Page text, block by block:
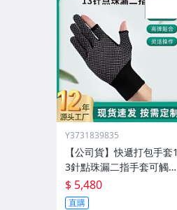
Y3731839835
【公司貨】快遞打包手套1
3針點珠漏二指手套可觸屏
勞保止滑外賣騎行手套定
製
$ 5,480
直購